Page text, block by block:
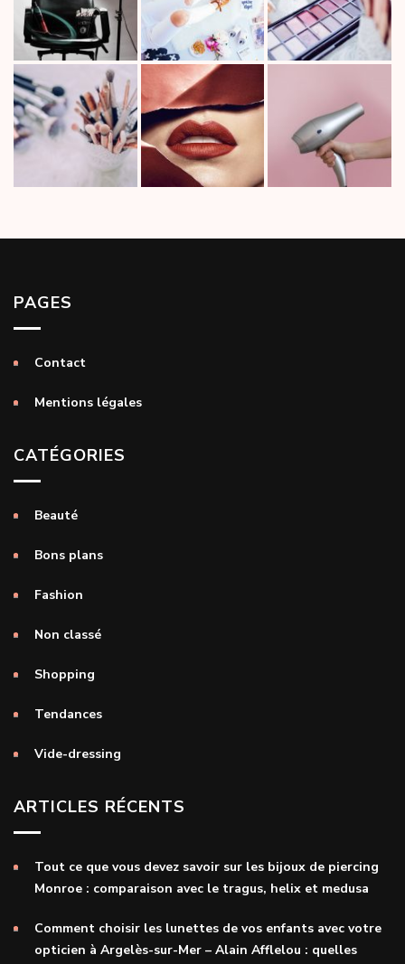
PAGES
Contact
Mentions légales
CATÉGORIES
Beauté
Bons plans
Fashion
Non classé
Shopping
Tendances
Vide-dressing
ARTICLES RÉCENTS
Tout ce que vous devez savoir sur les bijoux de piercing
Monroe : comparaison avec le tragus, helix et medusa
Comment choisir les lunettes de vos enfants avec votre
opticien à Argelès-sur-Mer – Alain Afflelou : quelles